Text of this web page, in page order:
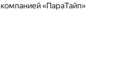
«ПараТайп»